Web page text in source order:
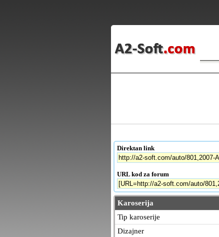
Direktan link
URL kod za forum
Karoserija
Tip karoserije
Dizajner